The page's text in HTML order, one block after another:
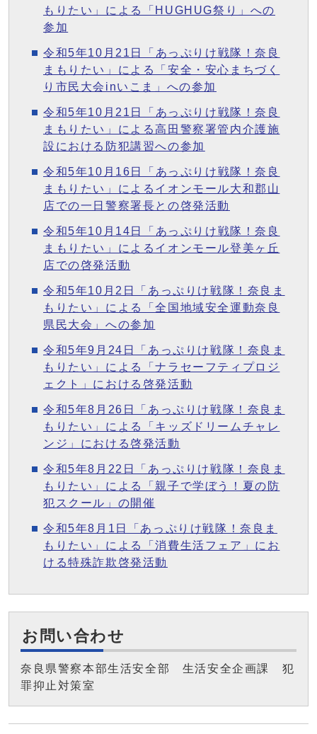
もりたい」による「HUGHUG祭り」への
参加
令和5年10月21日「あっぷりけ戦隊！奈良
まもりたい」による「安全・安心まちづく
り市民大会inいこま」への参加
令和5年10月21日「あっぷりけ戦隊！奈良
まもりたい」による高田警察署管内介護施
設における防犯講習への参加
令和5年10月16日「あっぷりけ戦隊！奈良
まもりたい」によるイオンモール大和郡山
店での一日警察署長との啓発活動
令和5年10月14日「あっぷりけ戦隊！奈良
まもりたい」によるイオンモール登美ヶ丘
店での啓発活動
令和5年10月2日「あっぷりけ戦隊！奈良ま
もりたい」による「全国地域安全運動奈良
県民大会」への参加
令和5年9月24日「あっぷりけ戦隊！奈良ま
もりたい」による「ナラセーフティプロジ
ェクト」における啓発活動
令和5年8月26日「あっぷりけ戦隊！奈良ま
もりたい」による「キッズドリームチャレ
ンジ」における啓発活動
令和5年8月22日「あっぷりけ戦隊！奈良ま
もりたい」による「親子で学ぼう！夏の防
犯スクール」の開催
令和5年8月1日「あっぷりけ戦隊！奈良ま
もりたい」による「消費生活フェア」にお
ける特殊詐欺啓発活動
お問い合わせ
奈良県警察本部生活安全部 生活安全企画課 犯
罪抑止対策室